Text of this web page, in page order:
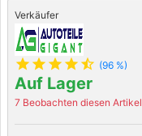
Verkäufer
star star star star star_half (96 %)
Auf Lager
7 Beobachten diesen Artikel